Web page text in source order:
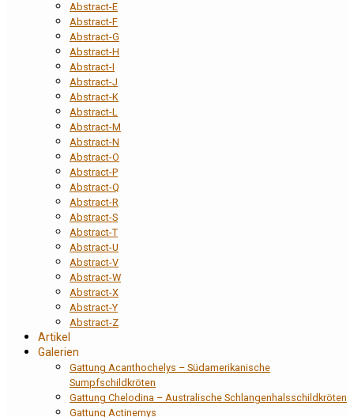
Abstract-E
Abstract-F
Abstract-G
Abstract-H
Abstract-I
Abstract-J
Abstract-K
Abstract-L
Abstract-M
Abstract-N
Abstract-O
Abstract-P
Abstract-Q
Abstract-R
Abstract-S
Abstract-T
Abstract-U
Abstract-V
Abstract-W
Abstract-X
Abstract-Y
Abstract-Z
Artikel
Galerien
Gattung Acanthochelys – Südamerikanische
Sumpfschildkröten
Gattung Chelodina – Australische Schlangenhalsschildkröten
Gattung Actinemys